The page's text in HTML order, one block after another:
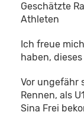
Geschätzte
Athleten
Ich freue
haben,
Vor ungefähr
Rennen, als
Sina Frei